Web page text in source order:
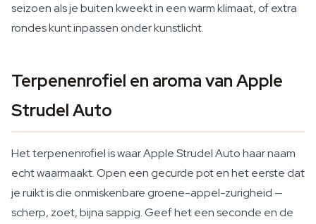
seizoen als je buiten kweekt in een warm klimaat, of extra
rondes kunt inpassen onder kunstlicht.
Terpenenrofiel en aroma van Apple
Strudel Auto
Het terpenenrofiel is waar Apple Strudel Auto haar naam
echt waarmaakt. Open een gecurde pot en het eerste dat
je ruikt is die onmiskenbare groene-appel-zurigheid —
scherp, zoet, bijna sappig. Geef het een seconde en de